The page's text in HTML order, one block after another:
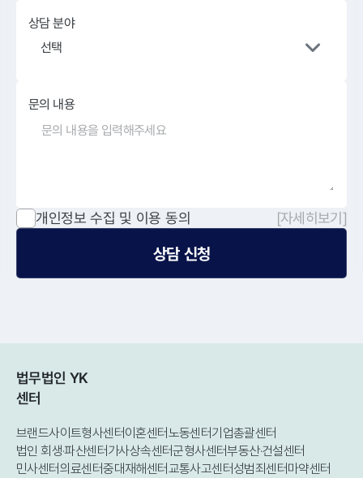
상담 분야
선택
문의 내용
개인정보 수집 및 이용 동의 [자세히보기]
상담 신청
법무법인 YK
센터
브랜드사이트형사센터이혼센터노동센터기업총괄센터
법인 회생·파산센터가사상속센터군형사센터부동산·건설센터
민사센터의료센터중대재해센터교통사고센터성범죄센터마약센터